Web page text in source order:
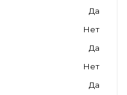
Да
Нет
Да
Нет
Да